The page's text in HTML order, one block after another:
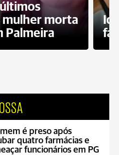
morta
Palmeira
é preso após
quatro farmácias e
funcionários em PG